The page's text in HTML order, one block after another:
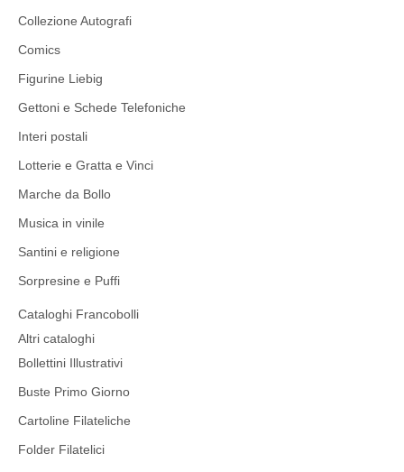
Collezione Autografi
Comics
Figurine Liebig
Gettoni e Schede Telefoniche
Interi postali
Lotterie e Gratta e Vinci
Marche da Bollo
Musica in vinile
Santini e religione
Sorpresine e Puffi
Cataloghi Francobolli
Altri cataloghi
Bollettini Illustrativi
Buste Primo Giorno
Cartoline Filateliche
Folder Filatelici